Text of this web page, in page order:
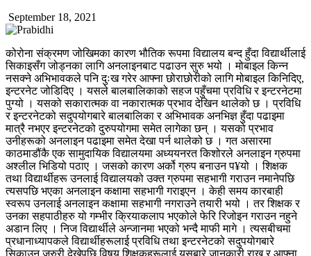
September 18, 2021
कोरोना संक्रमण जोखिमका कारण भौतिक रूपमा विद्यालय बन्द हुँदा विद्यार्थीलाई
सिकाइसँग जोड्नका लागि अनलाइनबाट पढाउन सुरु भयो । मोबाइल किन्न
नसक्ने अभिभावकले पनि दुःख गरेर आफ्ना छोराछोरीको लागि मोबाइल किनिदिए,
इन्टरनेट जोडिदिए । यसले बालबालिकाको सहज पहुँचमा प्रविधि र इन्टरनेटमा
पुग्यो । यसको सकारात्मक वा नकारात्मक प्रभाव देखिन थालेको छ । प्रविधि
र इन्टरनेटको सदुपयोगबारे बालबालिका र अभिभावक अनभिज्ञ हुँदा पढाइमा
मात्रै नभएर इन्टरनेटको दुरुपयोगमा समेत लागेका छन् । यसको प्रभाव
उनीहरूको अनलाइन पढाइमा समेत देखा पर्न थालेको छ । गत असारमा
काठमाडौंकै एक सामुदायिक विद्यालयमा अध्ययनरत किशोरले अनलाइन ग्रुपमा
अश्लील भिडियो पठाए । जसको कारण अर्को ग्रुप बनाउन प¥यो । शिक्षक
तथा विद्यार्थीहरू उनलाई विद्यालयको उक्त ग्रुपमा सहभागी गराउन नमानेपछि
त्यसपछि भएका अनलाइन कक्षामा सहभागी गराइएन । केही समय कारबाही
स्वरूप उनलाई अनलाइन कक्षामा सहभागी नगराउने तयारी भयो । तर शिक्षक र
उनका सहपाठीहरु यो गम्भीर क्रियाकलाप भएकोले फेरि रिजोइन गराउन नहुने
अडान लिए । निज विद्यार्थीले अन्जानमा भएको भन्दै माफी मागे । त्यसबीचमा
प्रधानाध्यापकले विद्यार्थीहरूलाई प्रविधि तथा इन्टरनेटको सदुपयोगबारे
सिकाउन जरुरी देखेपछि विषय शिक्षकहरूलाई यसबारे जानकारी राख्न र आफ्ना